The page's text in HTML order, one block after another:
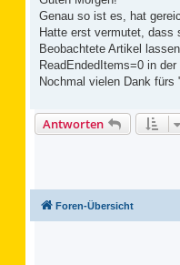
r
a
Genau so ist es, hat
Hatte erst vermutet, dass
Beobachtete Artikel
ReadEndedItems=0 in
Nochmal vielen Dank
Antworten
Foren-Übersicht